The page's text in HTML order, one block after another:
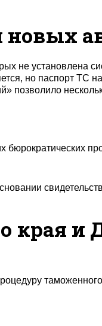
не установлена
но паспорт ТС
позволило
бюрократических
края и